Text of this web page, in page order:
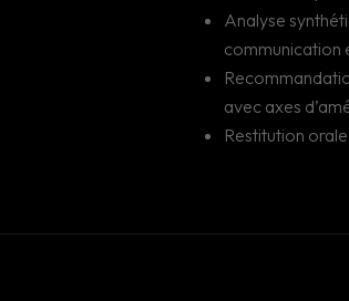
Analyse
communication
avec axes
Restitution